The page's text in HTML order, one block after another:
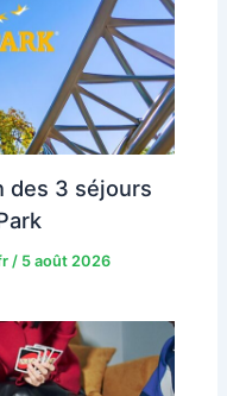
des 3 séjours
/ 5 août 2026